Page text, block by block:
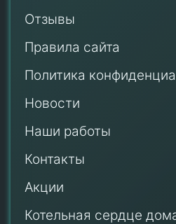
Отзывы
Правила сайта
Политика
Новости
Наши работы
Контакты
Акции
Котельная сердце